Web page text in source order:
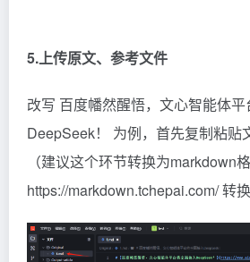
5.上传原文、参考文件
改写 百度幡然醒悟，文心智能体
DeepSeek！
为例，首先复制粘贴
（建议这个环节转换为markdown
https://markdown.tchepai.com/ 转换